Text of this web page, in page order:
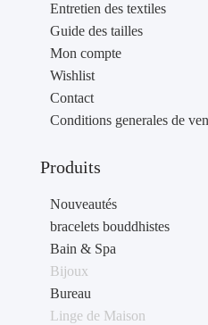
Entretien des textiles
Guide des tailles
Mon compte
Wishlist
Contact
Conditions generales de
Produits
Nouveautés
bracelets bouddhistes
Bain & Spa
Bijoux
Bureau
Linge de Maison